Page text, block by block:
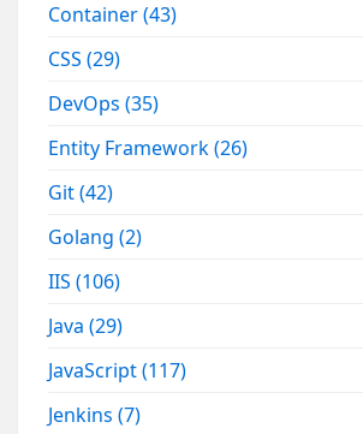
Container(43)
CSS(29)
DevOps(35)
Entity Framework(26)
Git(42)
Golang(2)
IIS(106)
Java(29)
JavaScript(117)
Jenkins(7)